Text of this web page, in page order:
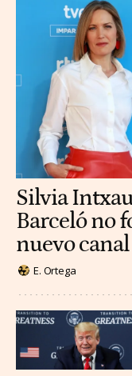
Silvia
Barceló no
nuevo
E. Ortega